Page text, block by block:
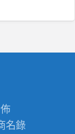
名錄